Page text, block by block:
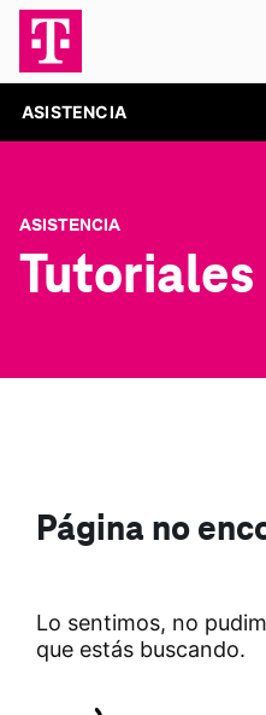
ASISTENCIA
ASISTENCIA
Tutoriales